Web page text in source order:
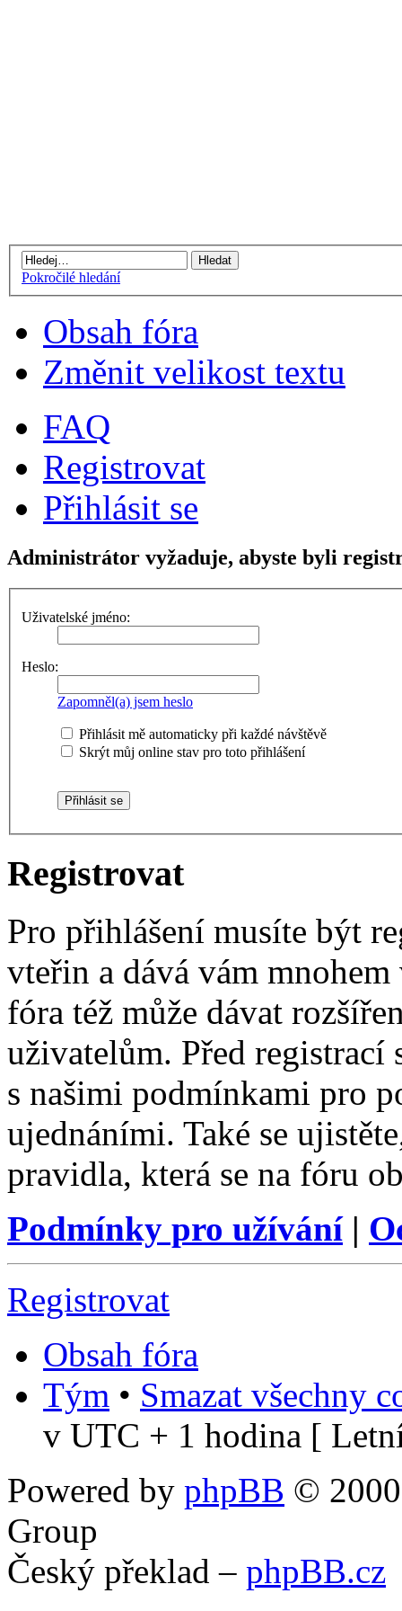
Pokročilé hledání
Obsah fóra
Změnit velikost textu
FAQ
Registrovat
Přihlásit se
Administrátor vyžaduje, abyste byli
Uživatelské jméno:
Heslo:
Zapomněl(a) jsem heslo
Přihlásit mě automaticky při každé návštěvě
Skrýt můj online stav pro toto přihlášení
Registrovat
Pro přihlášení musíte být
vteřin a dává vám
fóra též může dávat
uživatelům. Před registrací
s našimi podmínkami pro
ujednáními. Také se
pravidla, která se na fóru
Podmínky pro užívání|
Registrovat
Obsah fóra
Tým • Smazat všechny
v UTC + 1 hodina [
Powered by phpBB ©
Group
Český překlad – phpBB.cz